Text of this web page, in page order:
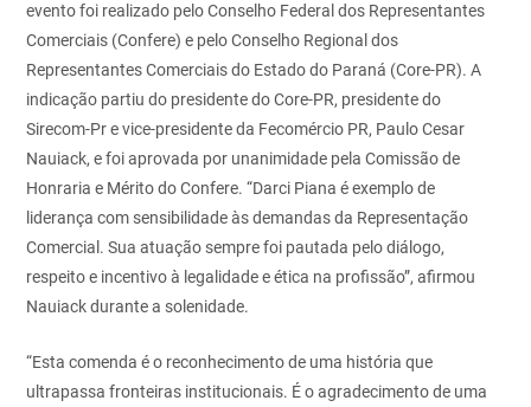
evento foi realizado pelo Conselho Federal dos Representantes
Comerciais (Confere) e pelo Conselho Regional dos
Representantes Comerciais do Estado do Paraná (Core-PR). A
indicação partiu do presidente do Core-PR, presidente do
Sirecom-Pr e vice-presidente da Fecomércio PR, Paulo Cesar
Nauiack, e foi aprovada por unanimidade pela Comissão de
Honraria e Mérito do Confere. “Darci Piana é exemplo de
liderança com sensibilidade às demandas da Representação
Comercial. Sua atuação sempre foi pautada pelo diálogo,
respeito e incentivo à legalidade e ética na profissão”, afirmou
Nauiack durante a solenidade.
“Esta comenda é o reconhecimento de uma história que
ultrapassa fronteiras institucionais. É o agradecimento de uma